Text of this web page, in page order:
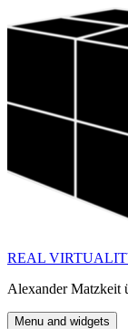
to
REAL
Alexander Matzkeit
Menu and widgets